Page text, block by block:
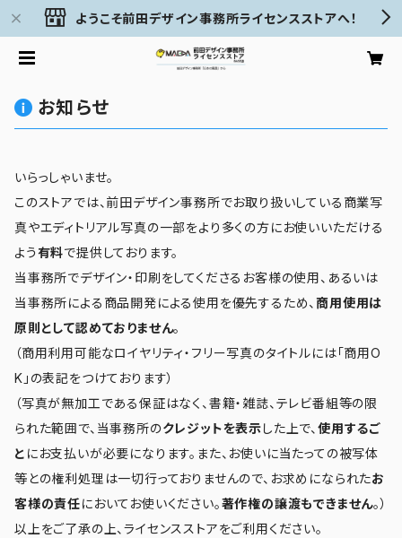
ようこそ前田デザイン事務所ライセンスストアへ！
お知らせ
いらっしゃいませ。
このストアでは、前田デザイン事務所でお取り扱いしている商業写
真やエディトリアル写真の一部をより多くの方にお使いいただける
よう有料で提供しております。
当事務所でデザイン・印刷をしてくださるお客様の使用、あるいは
当事務所による商品開発による使用を優先するため、商用使用は
原則として認めておりません。
（商用利用可能なロイヤリティ・フリー写真のタイトルには「商用O
K」の表記をつけております）
（写真が無加工である保証はなく、書籍・雑誌、テレビ番組等の限
られた範囲で、当事務所のクレジットを表示した上で、使用するご
と にお支払いが必要になります。また、お使いに当たっての被写体
等との権利処理は一切行っておりませんので、お求めになられたお
客様の責任においてお使いください。著作権の譲渡もできません。）
以上をご了承の上、ライセンスストアをご利用ください。